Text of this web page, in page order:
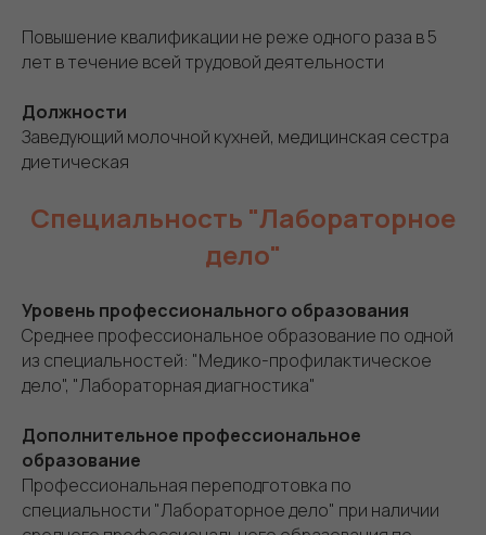
Повышение квалификации не реже одного раза в 5
лет в течение всей трудовой деятельности
Должности
Заведующий молочной кухней, медицинская сестра
диетическая
Специальность "Лабораторное
дело"
Уровень профессионального образования
Среднее профессиональное образование по одной
из специальностей: "Медико-профилактическое
дело", "Лабораторная диагностика"
Дополнительное профессиональное
образование
Профессиональная переподготовка по
специальности "Лабораторное дело" при наличии